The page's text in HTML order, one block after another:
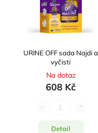
Abecedně
URINE OFF sada Najdi a
vyčisti
Na dotaz
608 Kč
Detail